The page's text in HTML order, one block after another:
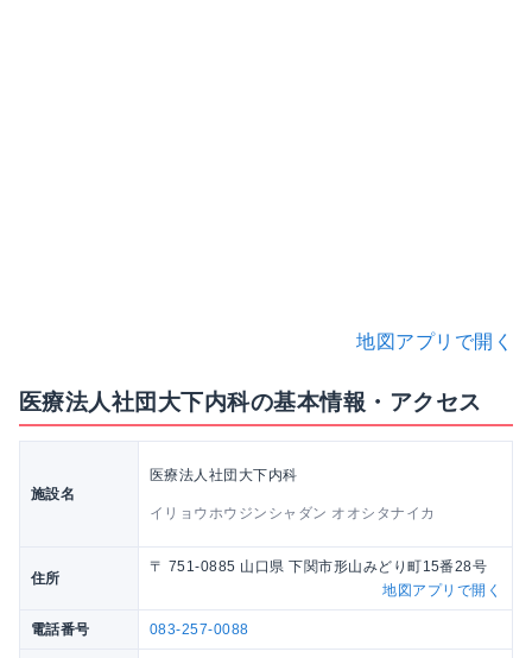
地図アプリで開く
医療法人社団大下内科の基本情報・アクセス
施設名
医療法人社団大下内科
イリョウホウジンシャダン オオシタナイカ
住所
〒 751-0885 山口県 下関市形山みどり町15番28号
地図アプリで開く
電話番号 083-257-0088